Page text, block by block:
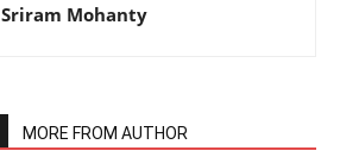
Sriram Mohanty
MORE FROM AUTHOR